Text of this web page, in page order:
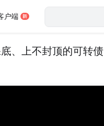
户端
、上不封顶的可转债